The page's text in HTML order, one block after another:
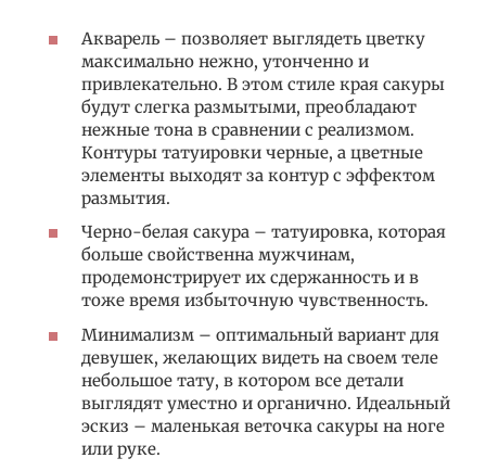
Акварель – позволяет выглядеть цветку
максимально нежно, утонченно и
привлекательно. В этом стиле края сакуры
будут слегка размытыми, преобладают
нежные тона в сравнении с реализмом.
Контуры татуировки черные, а цветные
элементы выходят за контур с эффектом
размытия.
Черно-белая сакура – татуировка, которая
больше свойственна мужчинам,
продемонстрирует их сдержанность и в
тоже время избыточную чувственность.
Минимализм – оптимальный вариант для
девушек, желающих видеть на своем теле
небольшое тату, в котором все детали
выглядят уместно и органично. Идеальный
эскиз – маленькая веточка сакуры на ноге
или руке.